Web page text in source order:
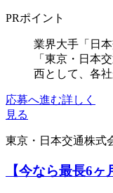
PRポイント
業界大手「日
「東京・日本
西として、各
応募へ進む詳しく
見る
東京・日本交通株式
【今なら最長6